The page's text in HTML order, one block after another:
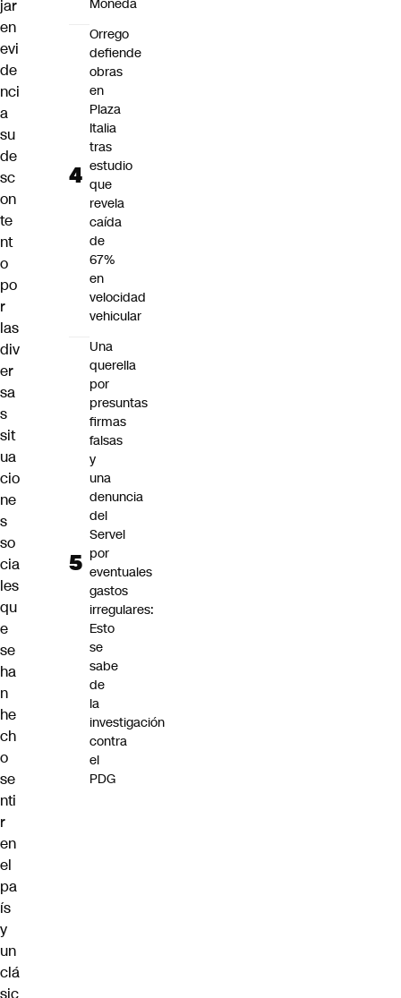
jar
en
evi
de
nci
a
su
de
sc
on
te
nt
o
po
r
las
div
er
sa
s
sit
ua
cio
ne
s
so
cia
les
qu
e
se
ha
n
he
ch
o
se
nti
r
en
el
pa
ís
y
un
clá
sic
Moneda
Orrego
defiende
obras
en
Plaza
Italia
tras
estudio
que
revela
caída
de
67%
en
velocidad
vehicular
Una
querella
por
presuntas
firmas
falsas
y
una
denuncia
del
Servel
por
eventuales
gastos
irregulares:
Esto
se
sabe
de
la
investigación
contra
el
PDG